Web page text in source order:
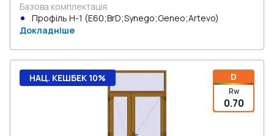
Базова комплектація
Профіль Н-1 (E60;BrD;Synego;Geneo;Artevo)
Докладніше
D
Rw
0.70
НАЦ. КЕШБЕК 10%